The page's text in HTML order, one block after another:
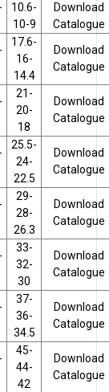
10.6-
10-9
Download
Catalogue
17.6-
16-
14.4
Download
Catalogue
21-
20-
18
Download
Catalogue
25.5-
24-
22.5
Download
Catalogue
29-
28-
26.3
Download
Catalogue
33-
32-
30
Download
Catalogue
37-
36-
34.5
Download
Catalogue
45-
44-
42
Download
Catalogue